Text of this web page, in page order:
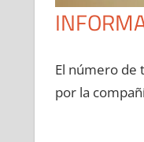
El número dе
pοr la